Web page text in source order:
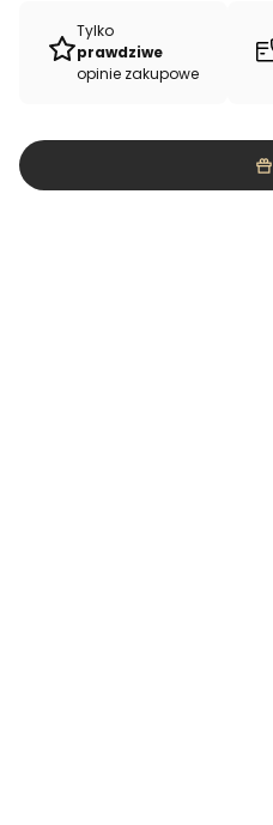
Tylko
prawdziwe
opinie zakupowe